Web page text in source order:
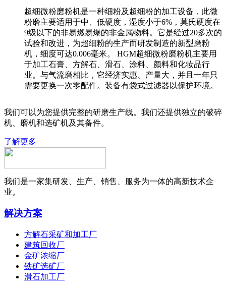
超细微粉磨粉机是一种细粉及超细粉的加工设备，此微
粉磨主要适用于中、低硬度，湿度小于6%，莫氏硬度在
9级以下的非易燃易爆的非金属物料。它是经过20多次的
试验和改进，为超细粉的生产而研发制造的新型磨粉
机，细度可达0.006毫米。 HGM超细微粉磨粉机主要用
于加工石膏、方解石、滑石、涂料、颜料和化妆品行
业。与气流磨相比，它经济实惠、产量大，并且一年只
需要更换一次零配件。装备有袋式过滤器以保护环境。
我们可以为您提供完整的研磨生产线。我们还提供独立的破碎
机、磨机和选矿机及其备件。
了解更多
我们是一家集研发、生产、销售、服务为一体的高新技术企
业。
解决方案
方解石采矿和加工厂
建筑回收厂
金矿浓缩厂
铁矿选矿厂
滑石加工厂